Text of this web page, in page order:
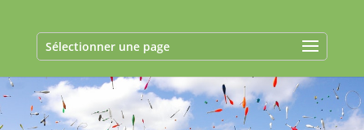
Sélectionner une page